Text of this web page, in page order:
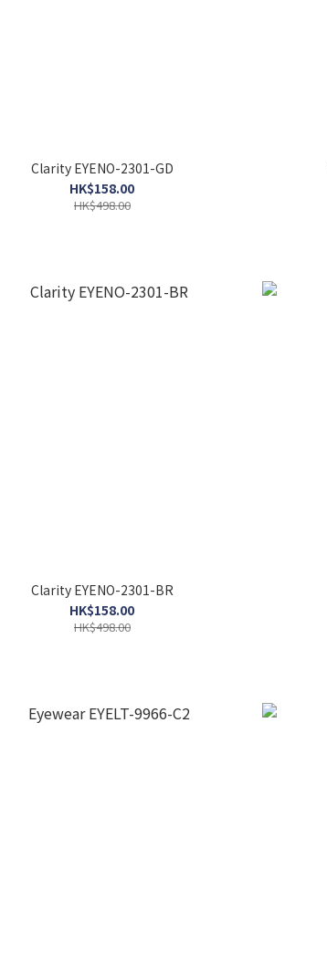
Clarity EYENO-2301-GD
HK$158.00
HK$498.00
Clarity EYENO-2301-BR
HK$158.00
HK$498.00